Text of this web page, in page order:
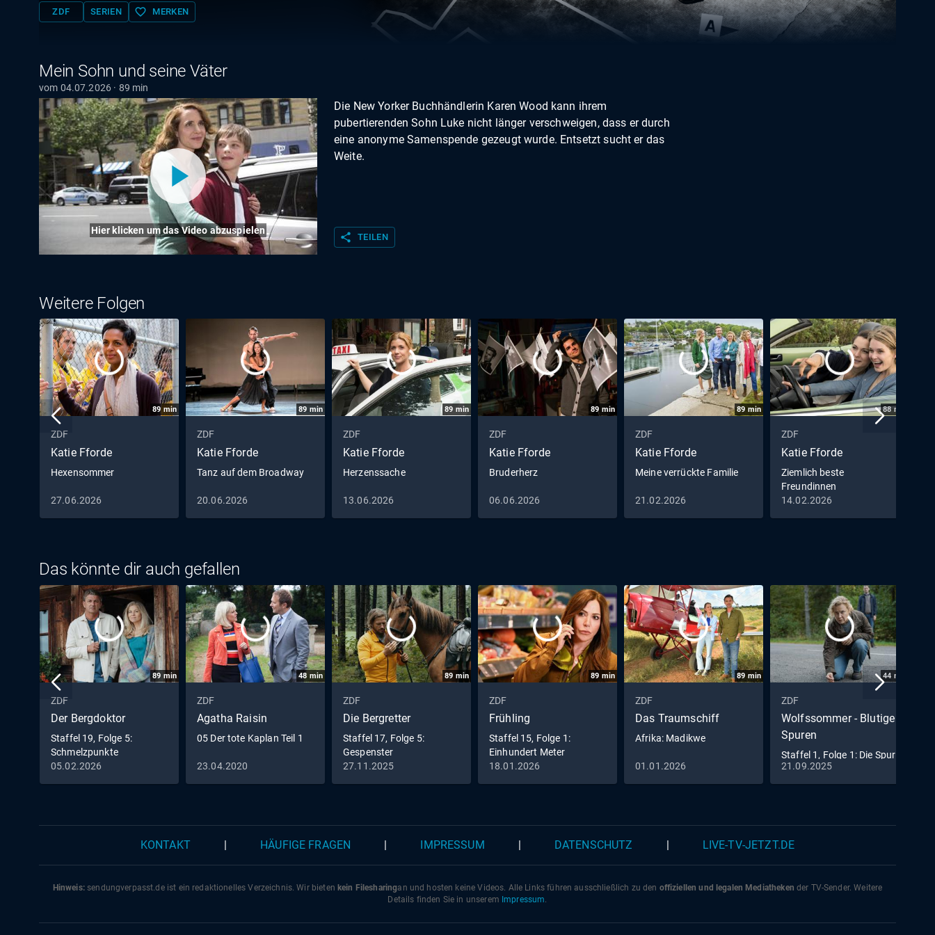
ZDF SERIEN favorite_border MERKEN
Mein Sohn und seine Väter
vom 04.07.2026 · 89 min
Hier klicken um das Video abzuspielen
Die New Yorker Buchhändlerin Karen Wood kann ihrem
pubertierenden Sohn Luke nicht länger verschweigen, dass er durch
eine anonyme Samenspende gezeugt wurde. Entsetzt sucht er das
Weite.
share TEILEN
Weitere Folgen
89 min
ZDF
Katie Fforde
Hexensommer
27.06.2026
89 min
ZDF
Katie Fforde
Tanz auf dem Broadway
20.06.2026
89 min
ZDF
Katie Fforde
Herzenssache
13.06.2026
89 min
ZDF
Katie Fforde
Bruderherz
06.06.2026
89 min
ZDF
Katie Fforde
Meine verrückte Familie
21.02.2026
88 min
ZDF
Katie Fforde
Ziemlich beste
Freundinnen
14.02.2026
Das könnte dir auch gefallen
89 min
ZDF
Der Bergdoktor
Staffel 19, Folge 5:
Schmelzpunkte
05.02.2026
48 min
ZDF
Agatha Raisin
05 Der tote Kaplan Teil 1
23.04.2020
89 min
ZDF
Die Bergretter
Staffel 17, Folge 5:
Gespenster
27.11.2025
89 min
ZDF
Frühling
Staffel 15, Folge 1:
Einhundert Meter
18.01.2026
89min
ZDF
Das Traumschiff
Afrika: Madikwe
01.01.2026
44 min
ZDF
Wolfssommer - Blutige
Spuren
Staffel 1, Folge 1: Die Spur
der Wölfe
21.09.2025
KONTAKT HÄUFIGE FRAGEN IMPRESSUM DATENSCHUTZ LIVE-TV-JETZT.DE
Hinweis:sendungverpasst.deist ein redaktionelles Verzeichnis. Wir bieten kein Filesharingan und hosten keine Videos. Alle Links führen ausschließlich zu den offiziellen und legalen Mediatheken der TV-Sender. Weitere
Details finden Sie in unserem Impressum.